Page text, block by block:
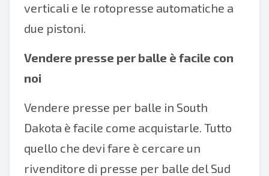
verticali e le rotopresse automatiche a
due pistoni.
Vendere presse per balle è facile con
noi
Vendere presse per balle in South
Dakota è facile come acquistarle. Tutto
quello che devi fare è cercare un
rivenditore di presse per balle del Sud